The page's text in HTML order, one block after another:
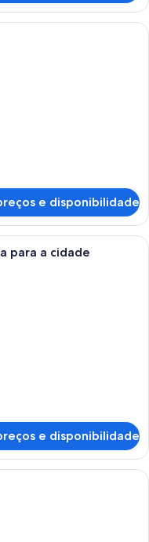
de hotel moderno com sofá
e disponibilidade
de hotel com uma cama
para a cidade
e disponibilidade
de hotel com sofá, cama,